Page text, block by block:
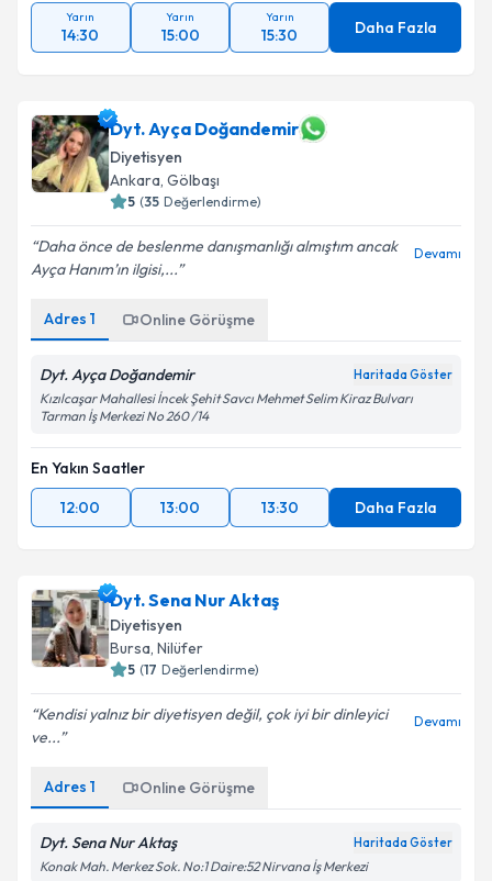
Yarın
14:30
Yarın
15:00
Yarın
15:30 Daha Fazla
Dyt. Ayça Doğandemir
Diyetisyen
Ankara, Gölbaşı
5 (35 Değerlendirme)
Daha önce de beslenme danışmanlığı almıştım ancak
Ayça Hanım’ın ilgisi,...
Devamı
Adres 1 Online Görüşme
Dyt. Ayça Doğandemir Haritada Göster
Kızılcaşar Mahallesi İncek Şehit Savcı Mehmet Selim Kiraz Bulvarı
Tarman İş Merkezi No 260 /14
En Yakın Saatler
12:00
13:00 13:30 Daha Fazla
Dyt. Sena Nur Aktaş
Diyetisyen
Bursa, Nilüfer
5 (17 Değerlendirme)
Kendisi yalnız bir diyetisyen değil, çok iyi bir dinleyici
ve...
Devamı
Adres 1 Online Görüşme
Dyt. Sena Nur Aktaş Haritada Göster
Konak Mah. Merkez Sok. No:1 Daire:52 Nirvana İş Merkezi